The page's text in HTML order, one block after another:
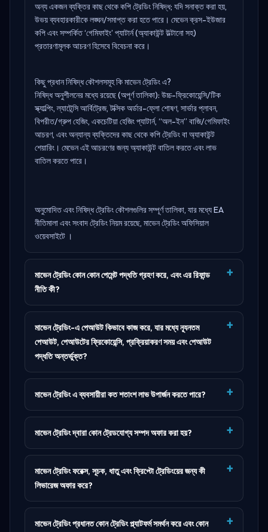
অন্য একজন ব্যক্তির কাছ থেকে কপি ট্রেডিং নিষিদ্ধ; যদি সনাক্ত করা হয়,
উভয় ব্যবহারকারীকে লঙ্ঘন/সমাপ্ত করা হতে পারে। মেভেন ক্রস-ইউজার
কপি এবং সম্পর্কিত ‘গেমিফাইং’ প্যাটার্ন (অ্যাকাউন্ট উল্টানো সহ)
প্রতারণামূলক আচরণ হিসেবে বিবেচনা করে।
কিছু প্রধান নিষিদ্ধ কৌশলসমূহ কি মাভেন ট্রেডিং এ?
নিষিদ্ধ অনুশীলনের মধ্যে রয়েছে (অপূর্ণ তালিকা): উচ্চ-ফ্রিকোয়েন্সি/টিক
স্ক্যাল্পিং, ল্যাটেন্সি আর্বিট্রেজ, টক্সিক অর্ডার-ফ্লো শোষণ, সার্ভার প্লাবন,
বিপরীত/গ্রুপ হেজিং, একচেটিয়া হেজিং প্যাটার্ন, “অল-ইন” বাজি/গেমিফাইং
আচরণ, এবং অন্যান্য ব্যক্তিদের কাছ থেকে কপি ট্রেডিং বা অ্যাকাউন্ট
শেয়ারিং। মেভেন এই আচরণের জন্য অ্যাকাউন্ট বাতিল করতে এবং লাভ
বাতিল করতে পারে।
অনুমোদিত এবং নিষিদ্ধ ট্রেডিং কৌশলগুলির সম্পূর্ণ তালিকা, যার মধ্যে EA
নীতিমালা এবং সংবাদ ট্রেডিং নিয়ম রয়েছে, মাভেন ট্রেডিং অফিসিয়াল
ওয়েবসাইটে ।
মাভেন ট্রেডিং কোন কোন পেমেন্ট পদ্ধতি গ্রহণ করে, এবং এর রিফান্ড
নীতি কী?
মাভেন ট্রেডিং-এ পেআউট কিভাবে কাজ করে, যার মধ্যে ন্যূনতম
পেআউট, পেআউটের ফ্রিকোয়েন্সি, প্রক্রিয়াকরণ সময় এবং পেআউট
পদ্ধতি অন্তর্ভুক্ত?
মাভেন ট্রেডিং এ ব্যবসায়ীরা কত শতাংশ লাভ উপার্জন করতে পারে?
মাভেন ট্রেডিং দ্বারা কোন ট্রেডযোগ্য সম্পদ অফার করা হয়?
মাভেন ট্রেডিং ফরেক্স, সূচক, ধাতু এবং ক্রিপ্টো ট্রেডিংয়ের জন্য কী
লিভারেজ অফার করে?
মাভেন ট্রেডিং প্রধানত কোন ট্রেডিং প্ল্যাটফর্ম সমর্থন করে এবং কোন